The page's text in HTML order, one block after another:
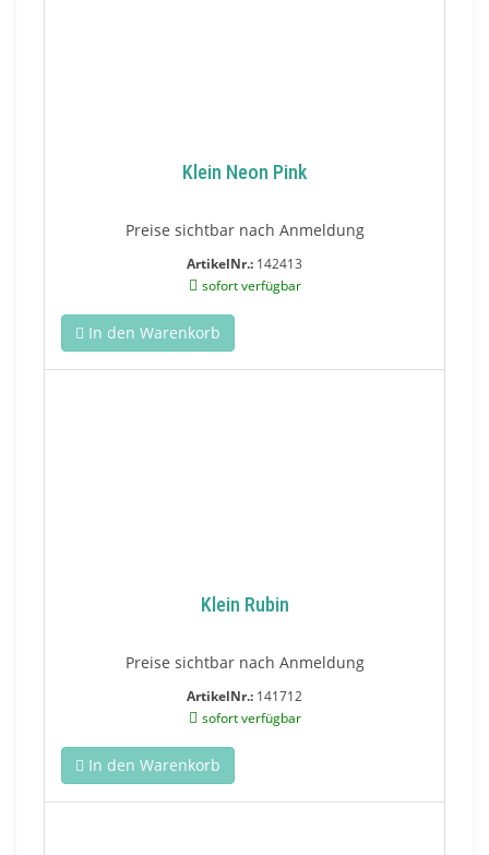
Klein Neon Pink
Preise sichtbar nach Anmeldung
ArtikelNr.: 142413
sofort verfügbar
In den Warenkorb
Klein Rubin
Preise sichtbar nach Anmeldung
ArtikelNr.: 141712
sofort verfügbar
In den Warenkorb